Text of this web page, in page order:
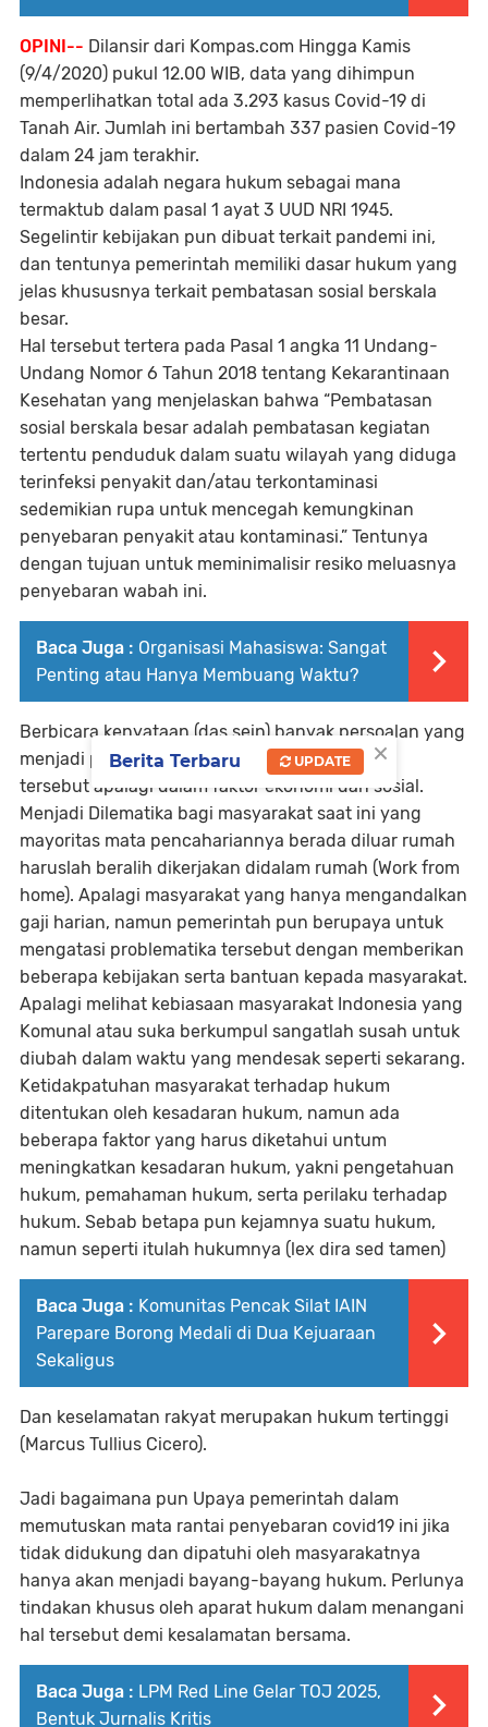
OPINI-- Dilansir dari Kompas.com Hingga Kamis
(9/4/2020) pukul 12.00 WIB, data yang dihimpun
memperlihatkan total ada 3.293 kasus Covid-19 di
Tanah Air. Jumlah ini bertambah 337 pasien Covid-19
dalam 24 jam terakhir.
Indonesia adalah negara hukum sebagai mana
termaktub dalam pasal 1 ayat 3 UUD NRI 1945.
Segelintir kebijakan pun dibuat terkait pandemi ini,
dan tentunya pemerintah memiliki dasar hukum yang
jelas khususnya terkait pembatasan sosial berskala
besar.
Hal tersebut tertera pada Pasal 1 angka 11 Undang-
Undang Nomor 6 Tahun 2018 tentang Kekarantinaan
Kesehatan yang menjelaskan bahwa “Pembatasan
sosial berskala besar adalah pembatasan kegiatan
tertentu penduduk dalam suatu wilayah yang diduga
terinfeksi penyakit dan/atau terkontaminasi
sedemikian rupa untuk mencegah kemungkinan
penyebaran penyakit atau kontaminasi.” Tentunya
dengan tujuan untuk meminimalisir resiko meluasnya
penyebaran wabah ini.
Baca Juga : Organisasi Mahasiswa: Sangat
Penting atau Hanya Membuang Waktu?
Berbicara kenyataan (das sein) banyak persoalan yang
menjadi penghambat dilaksanakannya aturan
tersebut apalagi dalam faktor ekonomi dan sosial.
Menjadi Dilematika bagi masyarakat saat ini yang
mayoritas mata pencahariannya berada diluar rumah
haruslah beralih dikerjakan didalam rumah (Work from
home). Apalagi masyarakat yang hanya mengandalkan
gaji harian, namun pemerintah pun berupaya untuk
mengatasi problematika tersebut dengan memberikan
beberapa kebijakan serta bantuan kepada masyarakat.
Apalagi melihat kebiasaan masyarakat Indonesia yang
Komunal atau suka berkumpul sangatlah susah untuk
diubah dalam waktu yang mendesak seperti sekarang.
Ketidakpatuhan masyarakat terhadap hukum
ditentukan oleh kesadaran hukum, namun ada
beberapa faktor yang harus diketahui untum
meningkatkan kesadaran hukum, yakni pengetahuan
hukum, pemahaman hukum, serta perilaku terhadap
hukum. Sebab betapa pun kejamnya suatu hukum,
namun seperti itulah hukumnya (lex dira sed tamen)
Baca Juga : Komunitas Pencak Silat IAIN
Parepare Borong Medali di Dua Kejuaraan
Sekaligus
Dan keselamatan rakyat merupakan hukum tertinggi
(Marcus Tullius Cicero).
Jadi bagaimana pun Upaya pemerintah dalam
memutuskan mata rantai penyebaran covid19 ini jika
tidak didukung dan dipatuhi oleh masyarakatnya
hanya akan menjadi bayang-bayang hukum. Perlunya
tindakan khusus oleh aparat hukum dalam menangani
hal tersebut demi kesalamatan bersama.
Baca Juga : LPM Red Line Gelar TOJ 2025,
Bentuk Jurnalis Kritis
×
Berita Terbaru UPDATE